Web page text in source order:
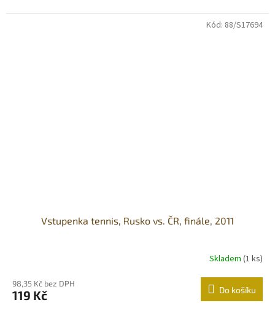
Vstupenka tennis, Rusko vs. ČR, finále, 2011
Skladem (1 ks)
98,35 Kč bez DPH
119 Kč Do košíku
Kód: 88/S17694